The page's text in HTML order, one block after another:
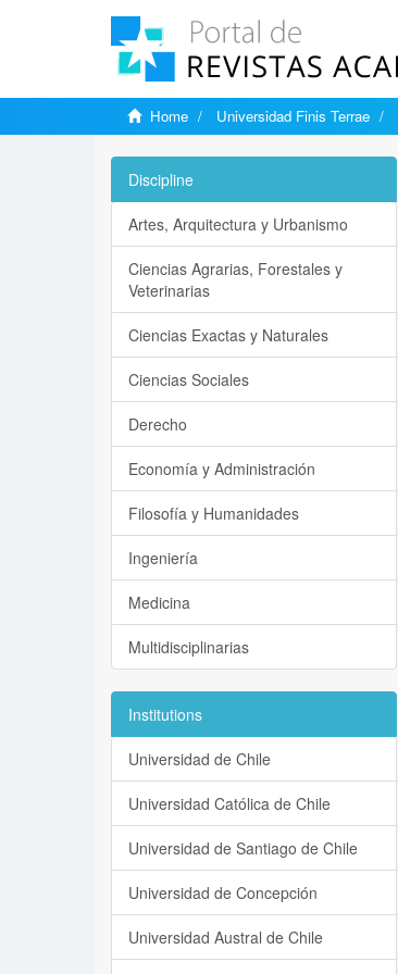
Home Universidad Finis Terrae
Discipline
Artes, Arquitectura y Urbanismo
Ciencias Agrarias, Forestales y
Veterinarias
Ciencias Exactas y Naturales
Ciencias Sociales
Derecho
Economía y Administración
Filosofía y Humanidades
Ingeniería
Medicina
Multidisciplinarias
Institutions
Universidad de Chile
Universidad Católica de Chile
Universidad de Santiago de Chile
Universidad de Concepción
Universidad Austral de Chile